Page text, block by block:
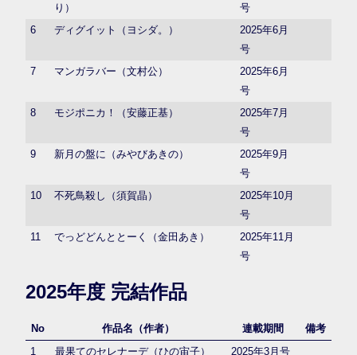
り）
号
6
ディグイット（ヨシダ。）
2025年6月
号
7
マンガラバー（文村公）
2025年6月
号
8
モジポニカ！（安藤正基）
2025年7月
号
9
新月の盤に（みやびあきの）
2025年9月
号
10
不死鳥殺し（須賀晶）
2025年10月
号
11
でっどどんととーく（金田あき）
2025年11月
号
2025年度 完結作品
No 作品名（作者） 連載期間
備考
1
最果てのセレナーデ（ひの宙子）
2025年3月号